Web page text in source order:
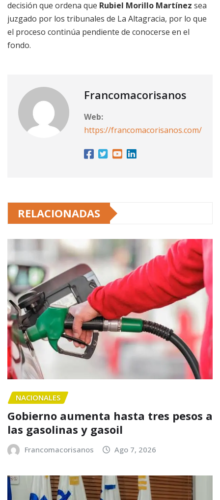
decisión que ordena que Rubiel Morillo Martínez sea
juzgado por los tribunales de La Altagracia, por lo que
el proceso continúa pendiente de conocerse en el
fondo.
Francomacorisanos
Web:
https://francomacorisanos.com/
RELACIONADAS
NACIONALES
Gobierno aumenta hasta tres pesos a
las gasolinas y gasoil
Francomacorisanos Ago 7, 2026